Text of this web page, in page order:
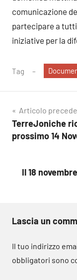
comunicazione
partecipare a
iniziative per la
Tag
articoli
Articolo
TerreJoniche
prossimo 14
Il 18
Lascia un
Il tuo indirizzo
obbligatori sono